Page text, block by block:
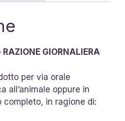
RAZIONE GIORNALIERA
per via orale
all’animale oppure in
completo, in ragione di: